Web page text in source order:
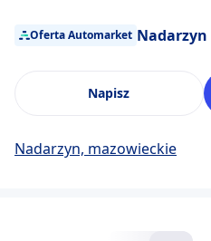
Oferta Automarket Nadarzyn
Napisz
Nadarzyn, mazowieckie